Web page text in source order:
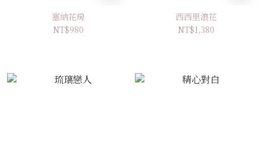
塞納花房
NT$980
西西里浪花
NT$1,380